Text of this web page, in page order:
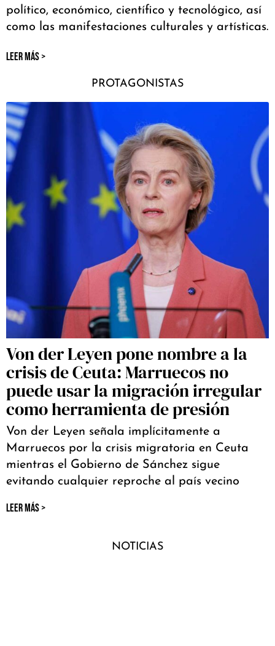
político, económico, científico y tecnológico, así
como las manifestaciones culturales y artísticas.
LEER MÁS >
PROTAGONISTAS
Von der Leyen pone nombre a la
crisis de Ceuta: Marruecos no
puede usar la migración irregular
como herramienta de presión
Von der Leyen señala implícitamente a
Marruecos por la crisis migratoria en Ceuta
mientras el Gobierno de Sánchez sigue
evitando cualquier reproche al país vecino
LEER MÁS >
NOTICIAS